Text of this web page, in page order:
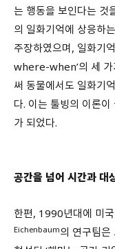
는 행동을 보인다는 것
의 일화기억에 상응하
주장하였으며, 일화기
where-when’의 세 가
써 동물에서도 일화기
다. 이는 툴빙의 이론
가 되었다.
공간을 넘어 시간과 대
한편, 1990년대에 미
Eichenbaum의 연구팀은